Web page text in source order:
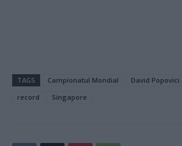
TAGS Campionatul Mondial David Popovici
record
Singapore